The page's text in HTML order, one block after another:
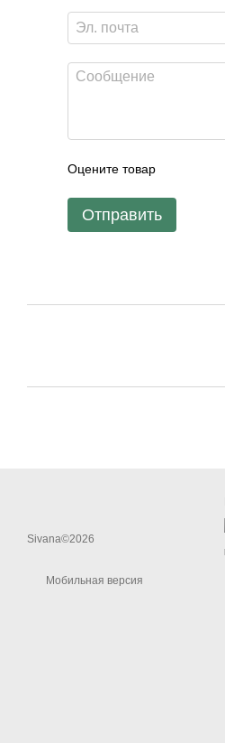
Оцените товар
Отправить
Sivana©2026
Мобильная версия